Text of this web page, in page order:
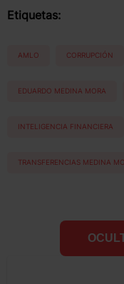
Etiquetas:
AMLO CORRUPCIÓN
EDUARDO MEDINA MORA
INTELIGENCIA FINANCIERA
TRANSFERENCIAS MEDINA